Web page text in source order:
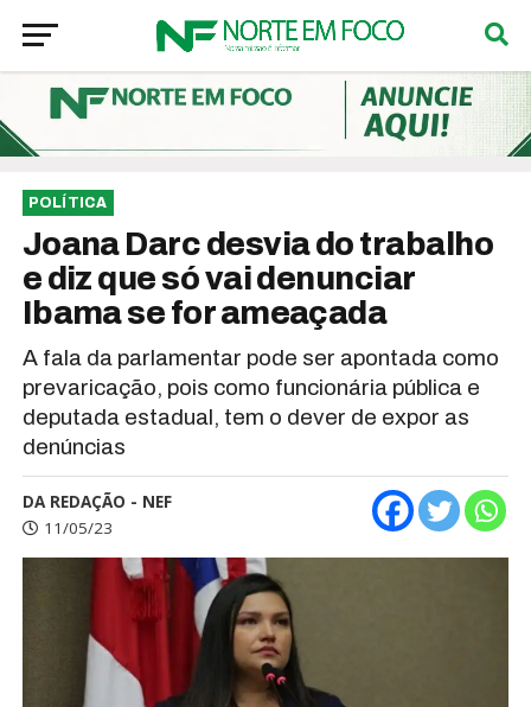
POLÍTICA
Joana Darc desvia do trabalho
e diz que só vai denunciar
Ibama se for ameaçada
A fala da parlamentar pode ser apontada como
prevaricação, pois como funcionária pública e
deputada estadual, tem o dever de expor as
denúncias
DA REDAÇÃO - NEF
11/05/23